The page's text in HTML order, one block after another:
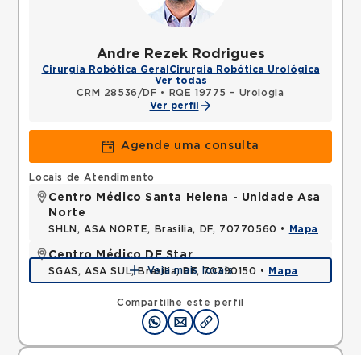
Andre Rezek Rodrigues
Cirurgia Robótica Geral Cirurgia Robótica Urológica
Ver todas
CRM 28536/DF •
RQE 19775 - Urologia
Ver perfil
Agende uma consulta
Compartilhe este perfil
Locais de Atendimento
Centro Médico Santa Helena - Unidade Asa
Norte
SHLN, ASA NORTE, Brasilia, DF, 70770560 • Mapa
Centro Médico DF Star
SGAS, ASA SUL, Brasilia, DF, 70390150 • Mapa
Veja mais locais